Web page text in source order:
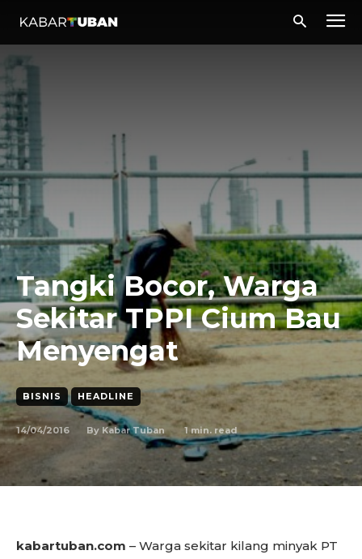
Tangki Bocor, Warga
Sekitar TPPI Cium Bau
Menyengat
BISNIS HEADLINE
14/04/2016 By Kabar Tuban 1 min. read
kabartuban.com – Warga sekitar kilang minyak PT